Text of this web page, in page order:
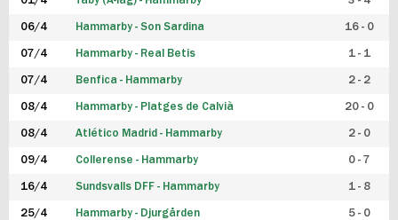
06/4 Hammarby - Son Sardina 16 - 0
07/4 Hammarby - Real Betis 1 - 1
07/4 Benfica - Hammarby 2 - 2
08/4 Hammarby - Platges de Calvià 20 - 0
08/4 Atlético Madrid - Hammarby 2 - 0
09/4 Collerense - Hammarby 0 - 7
16/4 Sundsvalls DFF - Hammarby 1 - 8
25/4 Hammarby - Djurgården 5 - 0